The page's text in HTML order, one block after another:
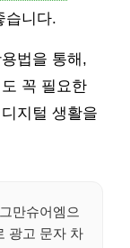
습니다.
법을 통해,
꼭 필요한
지털 생활을
만슈어엠으
광고 문자 차